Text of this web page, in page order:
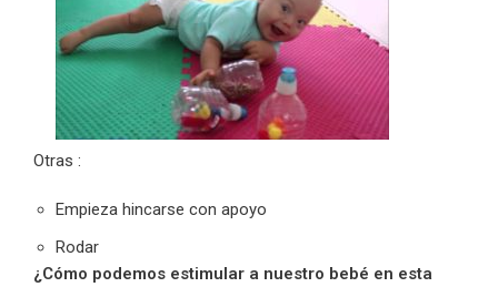
Otras :
Empieza hincarse con apoyo
Rodar
¿Cómo podemos estimular a nuestro bebé en esta